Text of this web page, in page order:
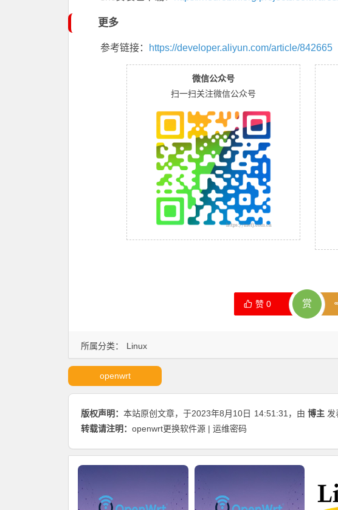
所属分类： Linux
更多
参考链接： https://developer.aliyun.com/article/842665
微信公众号
扫一扫关注微信公众号
赞 0 赏
openwrt
版权声明： 本站原创文章，于2023年8月10日 14:51:31 ，由 博主 发
转载请注明： openwrt更换软件源 | 运维密码